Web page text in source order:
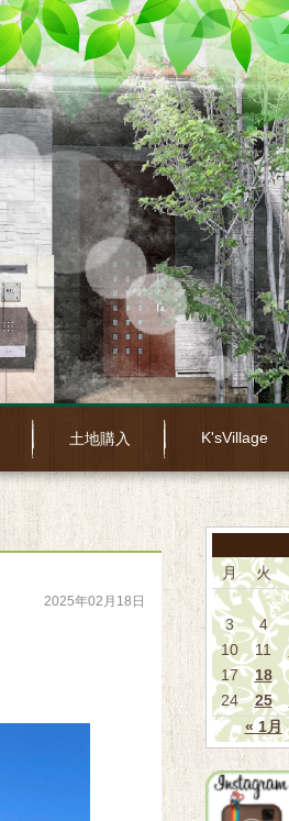
土地購入 K'sVillage
2025年02月18日
月
火
« 1月
3
4
10
11
17
18
24
25